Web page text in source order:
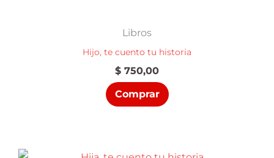
Libros
Hijo, te cuento tu historia
$ 750,00
Comprar